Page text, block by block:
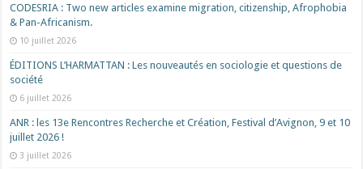
CODESRIA : Two new articles examine migration, citizenship, Afrophobia
& Pan-Africanism.
10 juillet 2026
ÉDITIONS L’HARMATTAN : Les nouveautés en sociologie et questions de
société
6 juillet 2026
ANR : les 13e Rencontres Recherche et Création, Festival d’Avignon, 9 et 10
juillet 2026 !
3 juillet 2026